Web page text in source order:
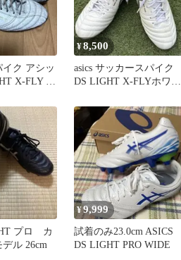
ク アシッ
X-FLY 4
¥8,500
asics サッカースパイク
DS LIGHT X-FLYホワイ
プロ カ
ル 26cm
¥9,999
試着のみ23.0cm ASICS
DS LIGHT PRO WIDE